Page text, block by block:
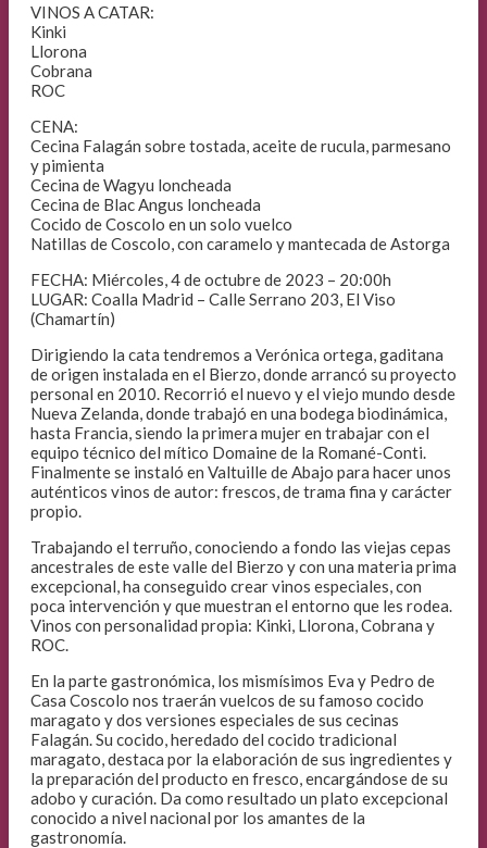
VINOS A CATAR:
Kinki
Llorona
Cobrana
ROC
CENA:
Cecina Falagán sobre tostada, aceite de rucula, parmesano
y pimienta
Cecina de Wagyu loncheada
Cecina de Blac Angus loncheada
Cocido de Coscolo en un solo vuelco
Natillas de Coscolo, con caramelo y mantecada de Astorga
FECHA: Miércoles, 4 de octubre de 2023 – 20:00h
LUGAR: Coalla Madrid – Calle Serrano 203, El Viso
(Chamartín)
Dirigiendo la cata tendremos a Verónica ortega, gaditana
de origen instalada en el Bierzo, donde arrancó su proyecto
personal en 2010. Recorrió el nuevo y el viejo mundo desde
Nueva Zelanda, donde trabajó en una bodega biodinámica,
hasta Francia, siendo la primera mujer en trabajar con el
equipo técnico del mítico Domaine de la Romané-Conti.
Finalmente se instaló en Valtuille de Abajo para hacer unos
auténticos vinos de autor: frescos, de trama fina y carácter
propio.
Trabajando el terruño, conociendo a fondo las viejas cepas
ancestrales de este valle del Bierzo y con una materia prima
excepcional, ha conseguido crear vinos especiales, con
poca intervención y que muestran el entorno que les rodea.
Vinos con personalidad propia: Kinki, Llorona, Cobrana y
ROC.
En la parte gastronómica, los mismísimos Eva y Pedro de
Casa Coscolo nos traerán vuelcos de su famoso cocido
maragato y dos versiones especiales de sus cecinas
Falagán. Su cocido, heredado del cocido tradicional
maragato, destaca por la elaboración de sus ingredientes y
la preparación del producto en fresco, encargándose de su
adobo y curación. Da como resultado un plato excepcional
conocido a nivel nacional por los amantes de la
gastronomía.